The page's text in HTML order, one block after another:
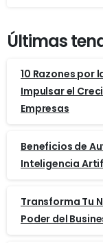
Últimas
10 Razones por
Impulsar el
Empresas
Beneficios de
Inteligencia
Transforma Tu
Poder del